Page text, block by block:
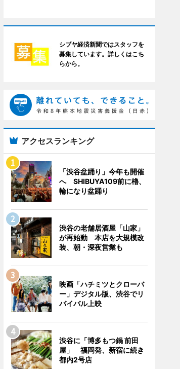
シブヤ経済新聞ではスタッフを
募集しています。詳しくはこち
らから。
アクセスランキング
「渋谷盆踊り」今年も開催
へ SHIBUYA109前に櫓、
輪になり盆踊り
渋谷の老舗居酒屋「山家」
が再始動 本店を大規模改
装、朝・深夜営業も
映画「ハチミツとクローバ
ー」デジタル版、渋谷でリ
バイバル上映
渋谷に「博多もつ鍋 前田
屋」 福岡発、新宿に続き
都内2号店